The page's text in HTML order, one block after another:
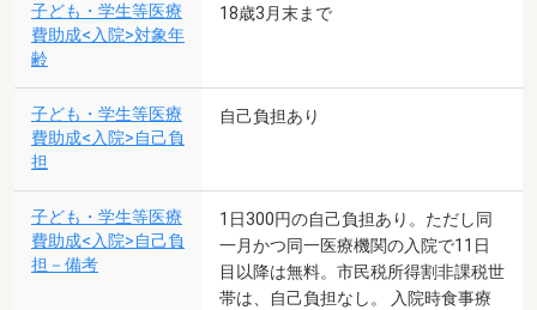
子ども・学生等医療
費助成<入院>対象年
齢
18歳3月末まで
子ども・学生等医療
費助成<入院>自己負
担
自己負担あり
子ども・学生等医療
費助成<入院>自己負
担－備考
1日300円の自己負担あり。ただし同
一月かつ同一医療機関の入院で11日
目以降は無料。市民税所得割非課税世
帯は、自己負担なし。 入院時食事療